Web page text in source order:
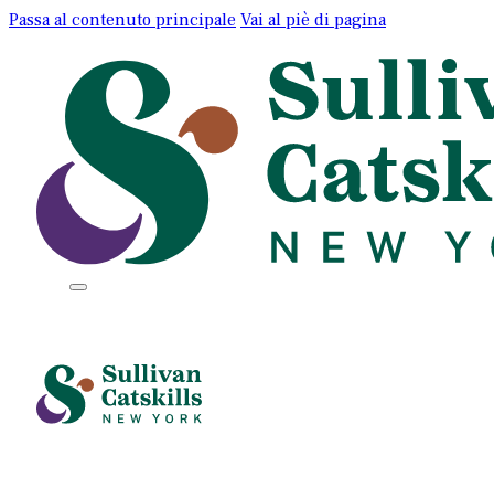
Passa al contenuto principale Vai al piè di pagina